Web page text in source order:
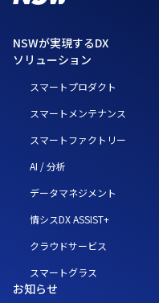
NSWが実現するDX
ソリューション
スマートプロダクト
スマートメンテナンス
スマートファクトリー
AI / 分析
データマネジメント
情シスDX ASSIST+
クラウドサービス
スマートグラス
お知らせ